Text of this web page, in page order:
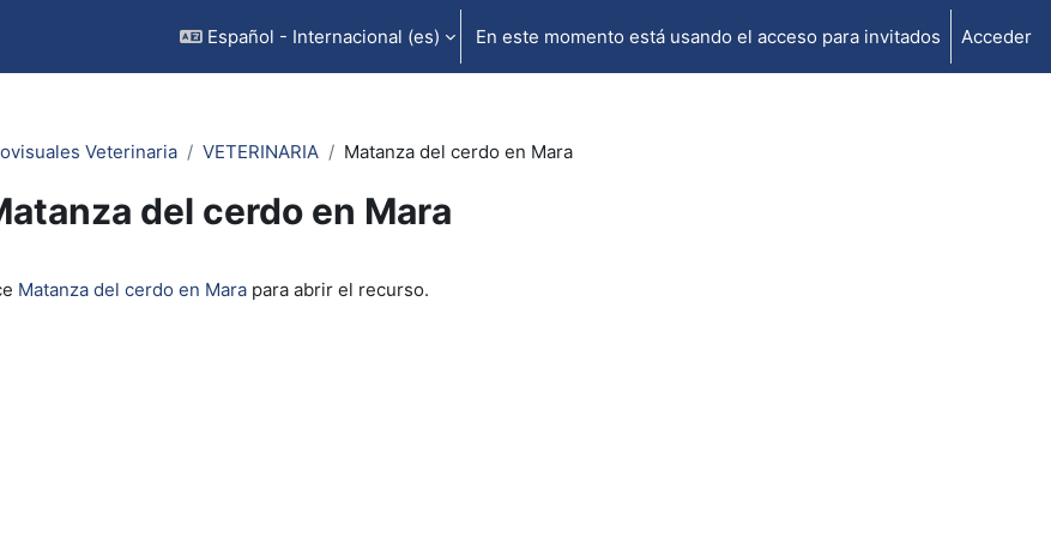
Español - Internacional ‎(es)‎ En este momento está usando el acceso para invitados Acceder
Veterinaria VETERINARIA Matanza del cerdo en Mara
del cerdo en Mara
Matanza del cerdo en Mara para abrir el recurso.